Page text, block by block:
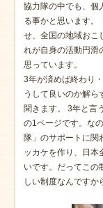
協力隊の中でも、個
る事かと思います。
せ、全国の地域おこ
れが自身の活動円滑
思っています。
3年が済めば終わり
うして良いのか解ら
聞きます。 3年と言
の1ページです。な
隊」のサポートに関
ッカケを作り、日本
いです。だってこの
しい制度なんですか